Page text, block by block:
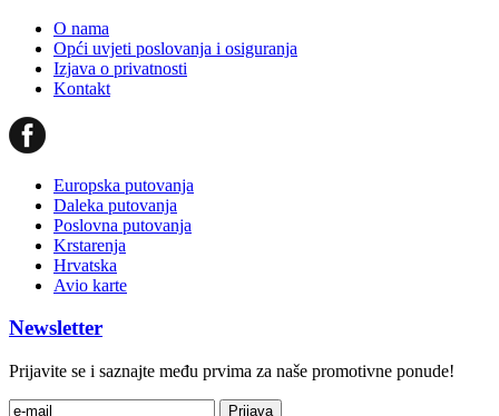
O nama
Opći uvjeti poslovanja i osiguranja
Izjava o privatnosti
Kontakt
Europska putovanja
Daleka putovanja
Poslovna putovanja
Krstarenja
Hrvatska
Avio karte
Newsletter
Prijavite se i saznajte među prvima za naše promotivne ponude!